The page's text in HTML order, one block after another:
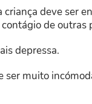
criança deve ser
de outras
depressa.
muito